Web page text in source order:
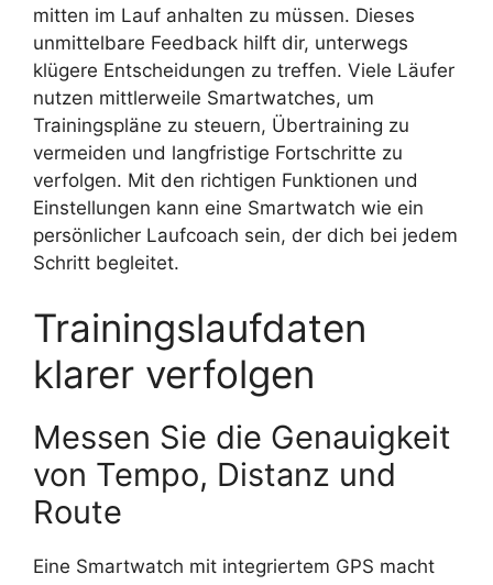
mitten im Lauf anhalten zu müssen. Dieses
unmittelbare Feedback hilft dir, unterwegs
klügere Entscheidungen zu treffen. Viele Läufer
nutzen mittlerweile Smartwatches, um
Trainingspläne zu steuern, Übertraining zu
vermeiden und langfristige Fortschritte zu
verfolgen. Mit den richtigen Funktionen und
Einstellungen kann eine Smartwatch wie ein
persönlicher Laufcoach sein, der dich bei jedem
Schritt begleitet.
Trainingslaufdaten
klarer verfolgen
Messen Sie die Genauigkeit
von Tempo, Distanz und
Route
Eine Smartwatch mit integriertem GPS macht